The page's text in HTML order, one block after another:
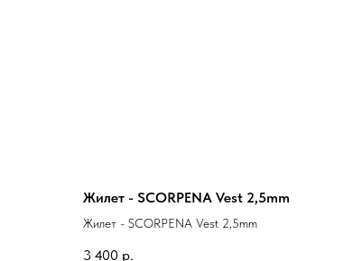
Жилет - SCORPENA Vest 2,5mm
Жилет - SCORPENA Vest 2,5mm
3 400 р.